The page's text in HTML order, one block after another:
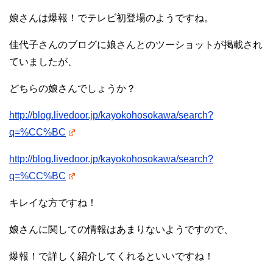
娘さんは爆報！でテレビ初登場のようですね。
佳代子さんのブログに娘さんとのツーショットが掲載され
ていましたが、
どちらの娘さんでしょうか？
http://blog.livedoor.jp/kayokohosokawa/search?
q=%CC%BC
http://blog.livedoor.jp/kayokohosokawa/search?
q=%CC%BC
キレイな方ですね！
娘さんに関しての情報はあまりないようですので、
爆報！で詳しく紹介してくれるといいですね！